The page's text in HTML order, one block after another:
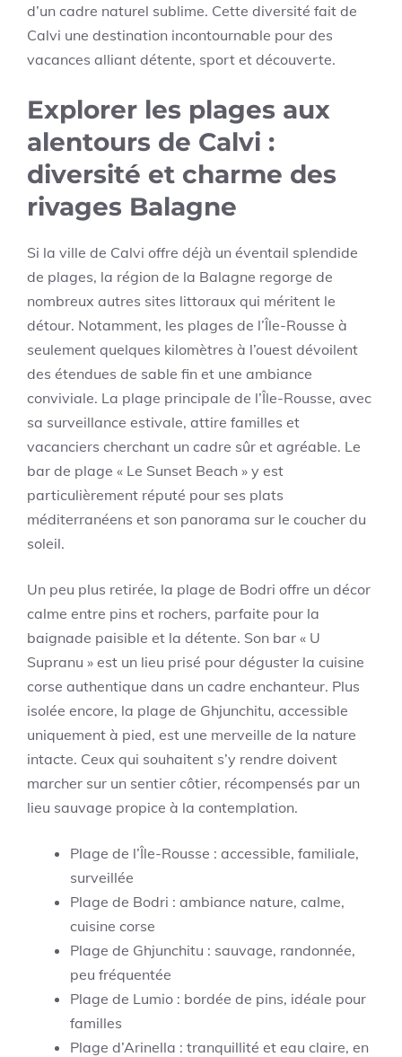
d’un cadre naturel sublime. Cette diversité fait de
Calvi une destination incontournable pour des
vacances alliant détente, sport et découverte.
Explorer les plages aux
alentours de Calvi :
diversité et charme des
rivages Balagne
Si la ville de Calvi offre déjà un éventail splendide
de plages, la région de la Balagne regorge de
nombreux autres sites littoraux qui méritent le
détour. Notamment, les plages de l’Île-Rousse à
seulement quelques kilomètres à l’ouest dévoilent
des étendues de sable fin et une ambiance
conviviale. La plage principale de l’Île-Rousse, avec
sa surveillance estivale, attire familles et
vacanciers cherchant un cadre sûr et agréable. Le
bar de plage « Le Sunset Beach » y est
particulièrement réputé pour ses plats
méditerranéens et son panorama sur le coucher du
soleil.
Un peu plus retirée, la plage de Bodri offre un décor
calme entre pins et rochers, parfaite pour la
baignade paisible et la détente. Son bar « U
Supranu » est un lieu prisé pour déguster la cuisine
corse authentique dans un cadre enchanteur. Plus
isolée encore, la plage de Ghjunchitu, accessible
uniquement à pied, est une merveille de la nature
intacte. Ceux qui souhaitent s’y rendre doivent
marcher sur un sentier côtier, récompensés par un
lieu sauvage propice à la contemplation.
Plage de l’Île-Rousse : accessible, familiale,
surveillée
Plage de Bodri : ambiance nature, calme,
cuisine corse
Plage de Ghjunchitu : sauvage, randonnée,
peu fréquentée
Plage de Lumio : bordée de pins, idéale pour
familles
Plage d’Arinella : tranquillité et eau claire, en